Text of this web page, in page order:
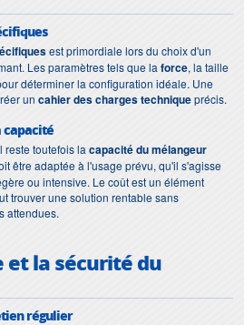
est primordiale lors du choix d'un
Les paramètres tels que la force, la taille
déterminer la configuration idéale. Une
un cahier des charges techniqueprécis.
capacité
reste toutefois la capacité du mélangeur
être adaptée à l'usage prévu, qu'il s'agisse
ou intensive. Le coût est un élément
trouver une solution rentable sans
attendues.
et la sécurité du
régulier